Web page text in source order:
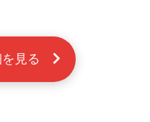
を見る